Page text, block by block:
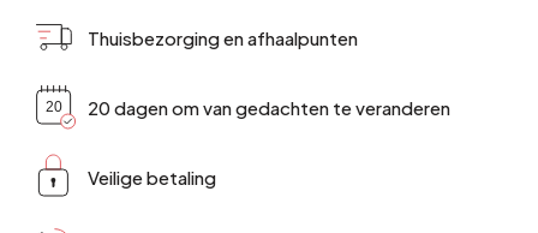
Thuisbezorging en afhaalpunten
20 dagen om van gedachten te veranderen
Veilige betaling